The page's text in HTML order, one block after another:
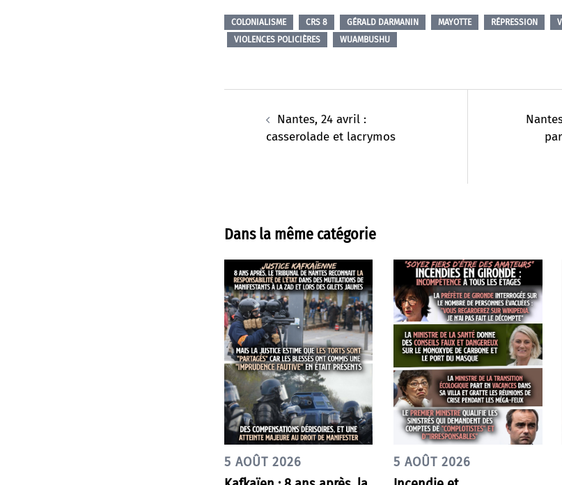
COLONIALISME CRS 8 GÉRALD DARMANIN MAYOTTE RÉPRESSION
VIOLENCES POLICIÈRES
WUAMBUSHU
d’articleNantes, 24 avril :
casserolade et lacrymos
Dans la même catégorie
5 AOÛT 2026 5 AOÛT 2026